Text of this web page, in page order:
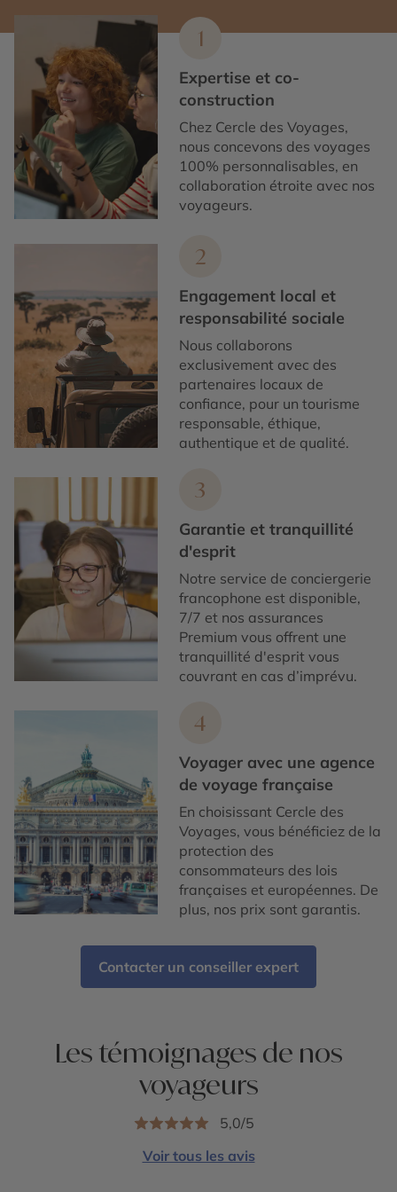
1
Expertise et co-
construction
Chez Cercle des Voyages,
nous concevons des voyages
100% personnalisables, en
collaboration étroite avec nos
voyageurs.
2
Engagement local et
responsabilité sociale
Nous collaborons
exclusivement avec des
partenaires locaux de
confiance, pour un tourisme
responsable, éthique,
authentique et de qualité.
3
Garantie et tranquillité
d'esprit
Notre service de conciergerie
francophone est disponible,
7/7 et nos assurances
Premium vous offrent une
tranquillité d'esprit vous
couvrant en cas d’imprévu.
4
Voyager avec une agence
de voyage française
En choisissant Cercle des
Voyages, vous bénéficiez de la
protection des
consommateurs des lois
françaises et européennes. De
plus, nos prix sont garantis.
Contacter un conseiller expert
Les témoignages de nos
voyageurs
5,0/5
Voir tous les avis